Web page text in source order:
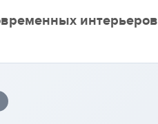
интерьеров